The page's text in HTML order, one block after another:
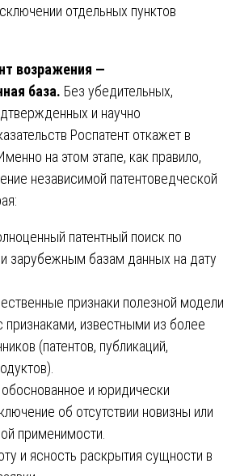
отдельных пунктов
возражения —
база. Без убедительных,
и научно
Роспатент откажет в
на этом этапе, как правило,
независимой патентоведческой
патентный поиск по
зарубежным базам данных на дату
признаки полезной модели
признаками, известными из более
(патентов, публикаций,
и юридически
об отсутствии новизны или
применимости.
и ясность раскрытия сущности в